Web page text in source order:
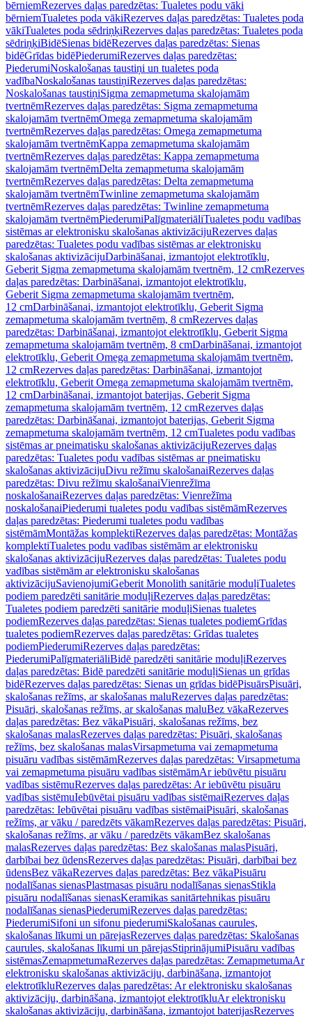
bērniemRezerves daļas paredzētas: Tualetes podu vāki
bērniemTualetes poda vākiRezerves daļas paredzētas: Tualetes poda
vākiTualetes poda sēdriņķiRezerves daļas paredzētas: Tualetes poda
sēdriņķiBidēSienas bidēRezerves daļas paredzētas: Sienas
bidēGrīdas bidēPiederumiRezerves daļas paredzētas:
PiederumiNoskalošanas taustiņi un tualetes poda
vadībaNoskalošanas taustiņiRezerves daļas paredzētas:
Noskalošanas taustiņiSigma zemapmetuma skalojamām
tvertnēmRezerves daļas paredzētas: Sigma zemapmetuma
skalojamām tvertnēmOmega zemapmetuma skalojamām
tvertnēmRezerves daļas paredzētas: Omega zemapmetuma
skalojamām tvertnēmKappa zemapmetuma skalojamām
tvertnēmRezerves daļas paredzētas: Kappa zemapmetuma
skalojamām tvertnēmDelta zemapmetuma skalojamām
tvertnēmRezerves daļas paredzētas: Delta zemapmetuma
skalojamām tvertnēmTwinline zemapmetuma skalojamām
tvertnēmRezerves daļas paredzētas: Twinline zemapmetuma
skalojamām tvertnēmPiederumiPalīgmateriāliTualetes podu vadības
sistēmas ar elektronisku skalošanas aktivizācijuRezerves daļas
paredzētas: Tualetes podu vadības sistēmas ar elektronisku
skalošanas aktivizācijuDarbināšanai, izmantojot elektrotīklu,
Geberit Sigma zemapmetuma skalojamām tvertnēm, 12 cmRezerves
daļas paredzētas: Darbināšanai, izmantojot elektrotīklu,
Geberit Sigma zemapmetuma skalojamām tvertnēm,
12 cmDarbināšanai, izmantojot elektrotīklu, Geberit Sigma
zemapmetuma skalojamām tvertnēm, 8 cmRezerves daļas
paredzētas: Darbināšanai, izmantojot elektrotīklu, Geberit Sigma
zemapmetuma skalojamām tvertnēm, 8 cmDarbināšanai, izmantojot
elektrotīklu, Geberit Omega zemapmetuma skalojamām tvertnēm,
12 cmRezerves daļas paredzētas: Darbināšanai, izmantojot
elektrotīklu, Geberit Omega zemapmetuma skalojamām tvertnēm,
12 cmDarbināšanai, izmantojot baterijas, Geberit Sigma
zemapmetuma skalojamām tvertnēm, 12 cmRezerves daļas
paredzētas: Darbināšanai, izmantojot baterijas, Geberit Sigma
zemapmetuma skalojamām tvertnēm, 12 cmTualetes podu vadības
sistēmas ar pneimatisku skalošanas aktivizācijuRezerves daļas
paredzētas: Tualetes podu vadības sistēmas ar pneimatisku
skalošanas aktivizācijuDivu režīmu skalošanaiRezerves daļas
paredzētas: Divu režīmu skalošanaiVienrežīma
noskalošanaiRezerves daļas paredzētas: Vienrežīma
noskalošanaiPiederumi tualetes podu vadības sistēmāmRezerves
daļas paredzētas: Piederumi tualetes podu vadības
sistēmāmMontāžas komplektiRezerves daļas paredzētas: Montāžas
komplektiTualetes podu vadības sistēmām ar elektronisku
skalošanas aktivizācijuRezerves daļas paredzētas: Tualetes podu
vadības sistēmām ar elektronisku skalošanas
aktivizācijuSavienojumiGeberit Monolith sanitārie moduļiTualetes
podiem paredzēti sanitārie moduļiRezerves daļas paredzētas:
Tualetes podiem paredzēti sanitārie moduļiSienas tualetes
podiemRezerves daļas paredzētas: Sienas tualetes podiemGrīdas
tualetes podiemRezerves daļas paredzētas: Grīdas tualetes
podiemPiederumiRezerves daļas paredzētas:
PiederumiPalīgmateriāliBidē paredzēti sanitārie moduļiRezerves
daļas paredzētas: Bidē paredzēti sanitārie moduļiSienas un grīdas
bidēRezerves daļas paredzētas: Sienas un grīdas bidēPisuārsPisuāri,
skalošanas režīms, ar skalošanas maluRezerves daļas paredzētas:
Pisuāri, skalošanas režīms, ar skalošanas maluBez vākaRezerves
daļas paredzētas: Bez vākaPisuāri, skalošanas režīms, bez
skalošanas malasRezerves daļas paredzētas: Pisuāri, skalošanas
režīms, bez skalošanas malasVirsapmetuma vai zemapmetuma
pisuāru vadības sistēmāmRezerves daļas paredzētas: Virsapmetuma
vai zemapmetuma pisuāru vadības sistēmāmAr iebūvētu pisuāru
vadības sistēmuRezerves daļas paredzētas: Ar iebūvētu pisuāru
vadības sistēmuIebūvētai pisuāru vadības sistēmaiRezerves daļas
paredzētas: Iebūvētai pisuāru vadības sistēmaiPisuāri, skalošanas
režīms, ar vāku / paredzēts vākamRezerves daļas paredzētas: Pisuāri,
skalošanas režīms, ar vāku / paredzēts vākamBez skalošanas
malasRezerves daļas paredzētas: Bez skalošanas malasPisuāri,
darbībai bez ūdensRezerves daļas paredzētas: Pisuāri, darbībai bez
ūdensBez vākaRezerves daļas paredzētas: Bez vākaPisuāru
nodalīšanas sienasPlastmasas pisuāru nodalīšanas sienasStikla
pisuāru nodalīšanas sienasKeramikas sanitārtehnikas pisuāru
nodalīšanas sienasPiederumiRezerves daļas paredzētas:
PiederumiSifoni un sifonu piederumiSkalošanas caurules,
skalošanas līkumi un pārejasRezerves daļas paredzētas: Skalošanas
caurules, skalošanas līkumi un pārejasStiprinājumiPisuāru vadības
sistēmasZemapmetumaRezerves daļas paredzētas: ZemapmetumaAr
elektronisku skalošanas aktivizāciju, darbināšana, izmantojot
elektrotīkluRezerves daļas paredzētas: Ar elektronisku skalošanas
aktivizāciju, darbināšana, izmantojot elektrotīkluAr elektronisku
skalošanas aktivizāciju, darbināšana, izmantojot baterijasRezerves